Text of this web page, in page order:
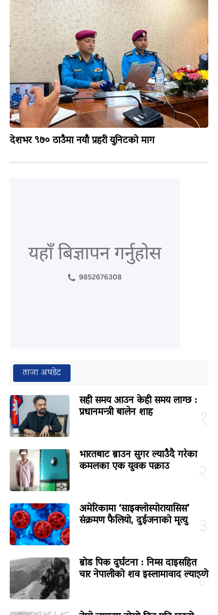
देशभर ९७० ठाउँमा नयाँ प्रहरी युनिटको माग
ताजा अपडेट
सही समय आउन केही समय लाग्छ :
प्रधानमन्त्री बालेन शाह
भारतबाट ब्राउन सुगर ल्याउँदै गरेका
कमलका एक युवक पक्राउ
अमेरिकामा ‘साइक्लोस्पोरायासिस’
संक्रमण फैलियो, दुईजनाको मृत्यु
४
ब्रोड पिक दुर्घटना : निम्स दाइसहित
चार नेपालीको शव इस्लामावाद ल्याइयो